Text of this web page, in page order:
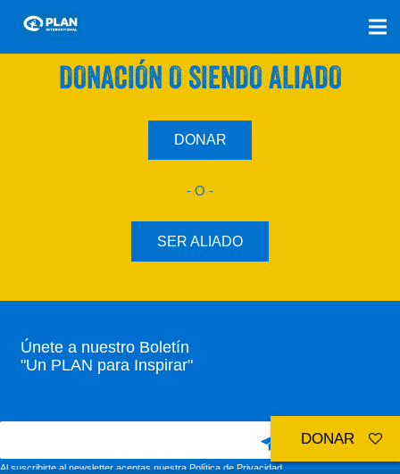
SÚMATE A NUESTRO PLAN CON UNA
DONACIÓN O SIENDO ALIADO
DONAR
- O -
SER ALIADO
Únete a nuestro Boletín
"Un PLAN para Inspirar"
Al suscribirte al newsletter aceptas nuestraPolítica de Privacidad
DONAR